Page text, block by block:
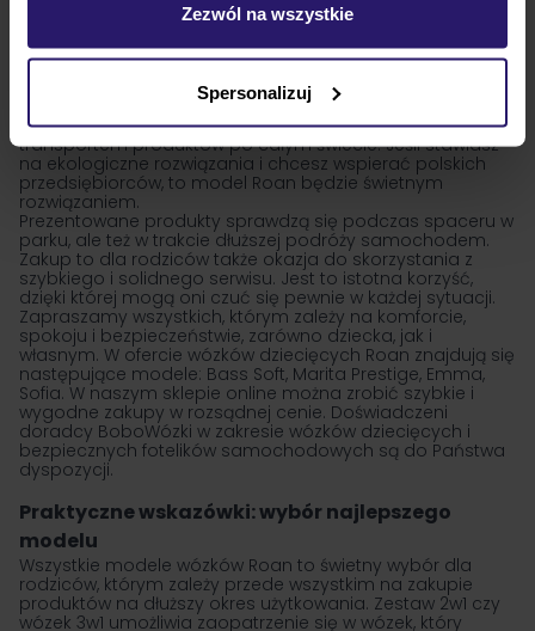
Zezwól na wszystkie
Spersonalizuj
samej barwy. Na uwagę zasługują koła. W wielu modelach
Jak wybrać idealny wózek Roan?
Każdy wózek dziecięcy powstał w Polsce. Wybierając go,
wspierasz polską gospodarkę i lokalne firmy.
zmniejsza również zanieczyszczenia związane z
transportem produktów po całym świecie. Jeśli stawiasz
na ekologiczne rozwiązania i chcesz wspierać polskich
przedsiębiorców, to model Roan będzie świetnym
rozwiązaniem.
Prezentowane produkty sprawdzą się podczas spaceru w
parku, ale też w trakcie dłuższej podróży samochodem.
Zakup to dla rodziców także okazja do skorzystania z
szybkiego i solidnego serwisu. Jest to istotna korzyść,
dzięki której mogą oni czuć się pewnie w każdej sytuacji.
Zapraszamy wszystkich, którym zależy na komforcie,
spokoju i bezpieczeństwie, zarówno dziecka, jak i
własnym. W ofercie wózków dziecięcych Roan znajdują się
następujące modele: Bass Soft, Marita Prestige, Emma,
Sofia. W naszym sklepie online można zrobić szybkie i
wygodne zakupy w rozsądnej cenie. Doświadczeni
doradcy BoboWózki w zakresie wózków dziecięcych i
bezpiecznych fotelików samochodowych są do Państwa
dyspozycji.
Praktyczne wskazówki: wybór najlepszego
modelu
Wszystkie modele wózków Roan to świetny wybór dla
rodziców, którym zależy przede wszystkim na zakupie
produktów na dłuższy okres użytkowania. Zestaw 2w1 czy
wózek 3w1 umożliwia zaopatrzenie się w wózek, który